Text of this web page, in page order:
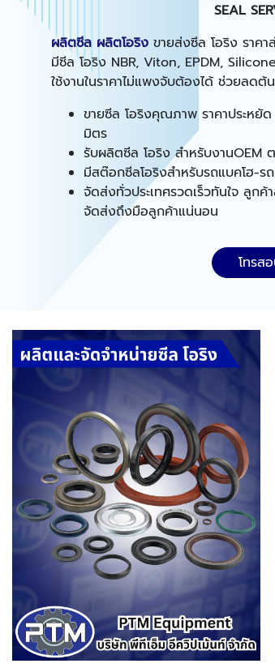
SEAL
ผลิตซีล ผลิตโอริง ขายส่งซีล โอริง ราค
มีซีล โอริง NBR, Viton, EPDM,
ใช้งานในราคาไม่แพงจับต้องได้ ช่วยลดต้
ขายซีล โอริงคุณภาพ ราคาประหยั
มิตร
รับผลิตซีล โอริง สำหรับงาน
มีสต๊อกซีลโอริงสำหรับรถแบคโฮ-
จัดส่งทั่วประเทศรวดเร็วทันใจ ลูก
จัดส่งถึงมือลูกค้าแน่นอน
โทรส